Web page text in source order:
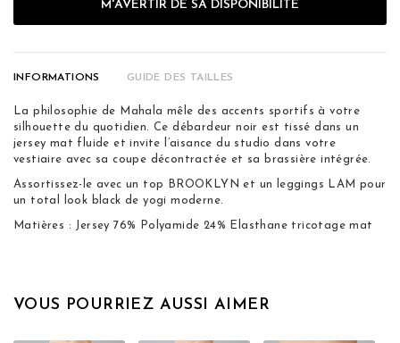
INFORMATIONS GUIDE DES TAILLES
La philosophie de Mahala mêle des accents sportifs à votre
silhouette du quotidien. Ce débardeur noir est tissé dans un
jersey mat fluide et invite l’aisance du studio dans votre
vestiaire avec sa coupe décontractée et sa brassière intégrée.
Assortissez-le avec un top BROOKLYN et un leggings LAM pour
un total look black de yogi moderne.
Matières : Jersey 76% Polyamide 24% Elasthane tricotage mat
VOUS POURRIEZ AUSSI AIMER